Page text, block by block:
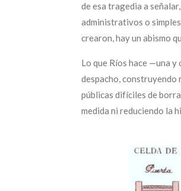
de esa tragedia a
administrativos o
crearon, hay un abismo
Lo que Ríos hace —una
despacho, construyendo
públicas difíciles de
medida ni reduciendo la